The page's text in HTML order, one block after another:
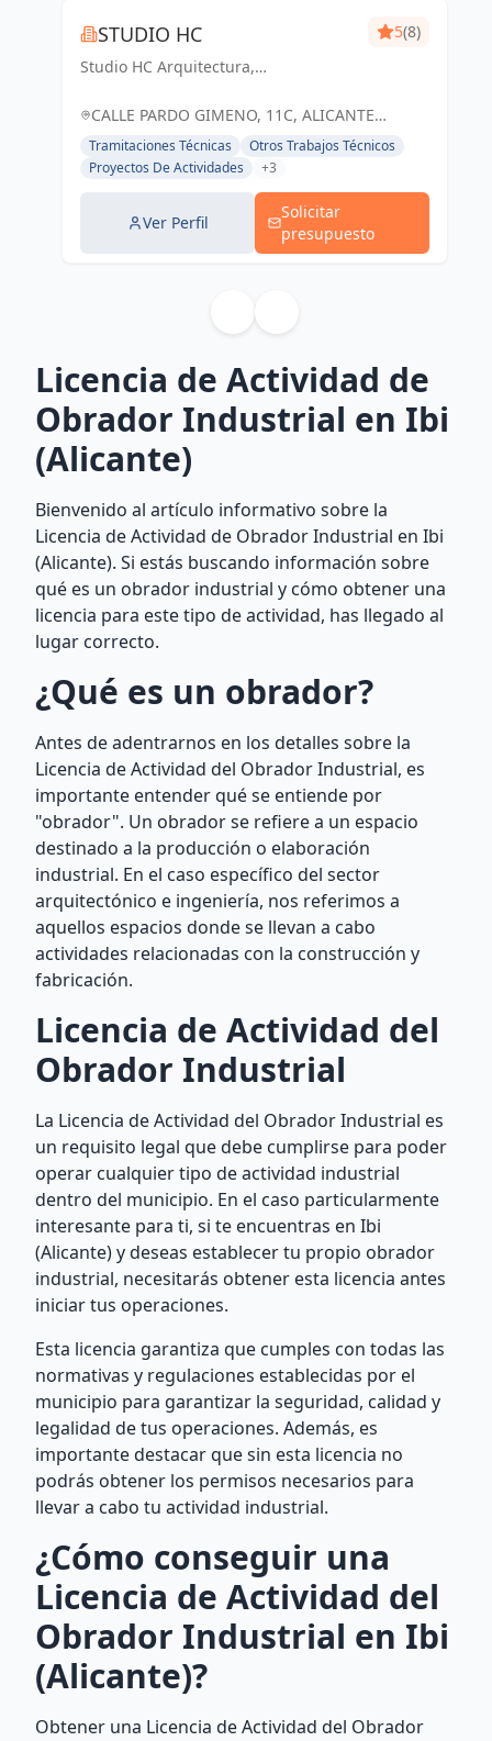
STUDIO HC
Studio HC Arquitectura,
5(8)
CALLE PARDO GIMENO, 11C, ALICANTE
(ALACANT), ESPAÑA, España
Tramitaciones Técnicas
Otros Trabajos Técnicos
Proyectos De Actividades
+3
Ver Perfil
Solicitar
presupuesto
Licencia de Actividad de
Obrador Industrial en Ibi
(Alicante)
Bienvenido al artículo informativo sobre la
Licencia de Actividad de Obrador Industrial en Ibi
(Alicante). Si estás buscando información sobre
qué es un obrador industrial y cómo obtener una
licencia para este tipo de actividad, has llegado al
lugar correcto.
¿Qué es un obrador?
Antes de adentrarnos en los detalles sobre la
Licencia de Actividad del Obrador Industrial, es
importante entender qué se entiende por
"obrador". Un obrador se refiere a un espacio
destinado a la producción o elaboración
industrial. En el caso específico del sector
arquitectónico e ingeniería, nos referimos a
aquellos espacios donde se llevan a cabo
actividades relacionadas con la construcción y
fabricación.
Licencia de Actividad del
Obrador Industrial
La Licencia de Actividad del Obrador Industrial es
un requisito legal que debe cumplirse para poder
operar cualquier tipo de actividad industrial
dentro del municipio. En el caso particularmente
interesante para ti, si te encuentras en Ibi
(Alicante) y deseas establecer tu propio obrador
industrial, necesitarás obtener esta licencia antes
iniciar tus operaciones.
Esta licencia garantiza que cumples con todas las
normativas y regulaciones establecidas por el
municipio para garantizar la seguridad, calidad y
legalidad de tus operaciones. Además, es
importante destacar que sin esta licencia no
podrás obtener los permisos necesarios para
llevar a cabo tu actividad industrial.
¿Cómo conseguir una
Licencia de Actividad del
Obrador Industrial en Ibi
(Alicante)?
Obtener una Licencia de Actividad del Obrador